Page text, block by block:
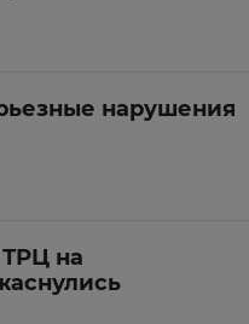
нарушения
на